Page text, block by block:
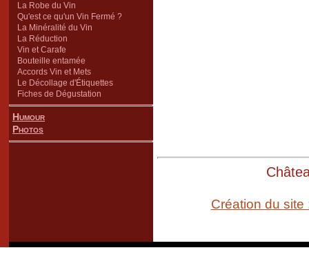
La Robe du Vin
Qu'est ce qu'un Vin Fermé ?
La Minéralité du Vin
La Réduction
Vin et Carafe
Bouteille entamée
Accords Vin et Mets
Le Décollage d'Étiquettes
Fiches de Dégustation
Humour
Photos
Création du site